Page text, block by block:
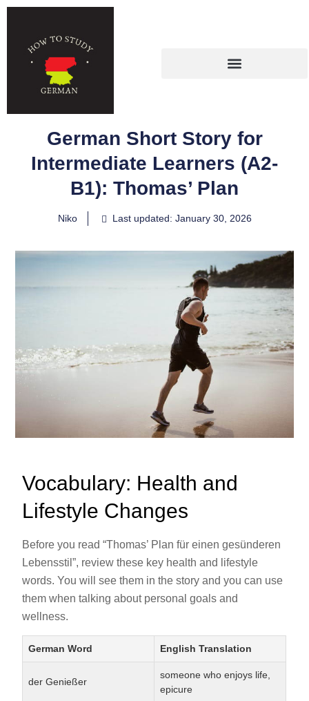
German Short Story for
Intermediate Learners (A2-
B1): Thomas’ Plan
Niko Last updated: January 30, 2026
Vocabulary: Health and
Lifestyle Changes
Before you read “Thomas’ Plan für einen gesünderen
Lebensstil”, review these key health and lifestyle
words. You will see them in the story and you can use
them when talking about personal goals and
wellness.
German Word English Translation
der Genießer
someone who enjoys life,
epicure